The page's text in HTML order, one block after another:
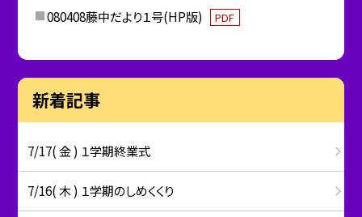
080408藤中だより１号(HP版)
PDF
新着記事
7/17( 金 ) １学期終業式
7/16( 木 ) １学期のしめくくり